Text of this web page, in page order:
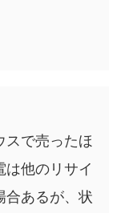
スで売ったほ
は他のリサイ
合あるが、状